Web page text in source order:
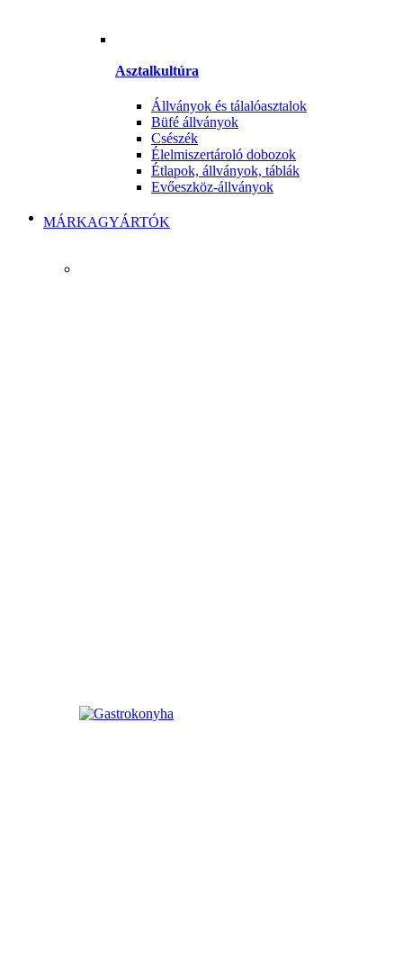
Asztalkultúra
Állványok és tálalóasztalok
Büfé állványok
Csészék
Élelmiszertároló dobozok
Étlapok, állványok, táblák
Evőeszköz-állványok
MÁRKAGYÁRTÓK